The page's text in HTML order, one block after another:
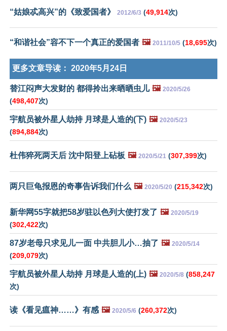
“姑娘忒高兴”的《致爱国者》 2012/6/3 (49,914次)
“和谐社会”容不下一个真正的爱国者 🖼️ 2011/10/5 (18,695次)
更多文章导读： 2020年5月24日
替江闷声大发财的 都得拎出来晒晒虫儿 🖼️ 2020/5/26
(498,407次)
宇航员被外星人劫持 月球是人造的(下) 🖼️ 2020/5/23
(894,884次)
杜伟猝死两天后 沈中阳登上砧板 🖼️ 2020/5/21 (307,399次)
两只巨龟报恩的奇事告诉我们什么 🖼️ 2020/5/20 (215,342次)
新华网55字就把58岁驻以色列大使打发了 🖼️ 2020/5/19
(302,422次)
87岁老母只求见儿一面 中共胆儿小…抽了 🖼️ 2020/5/14
(209,079次)
宇航员被外星人劫持 月球是人造的(上) 🖼️ 2020/5/8 (858,247
次)
读《看见瘟神……》有感 🖼️ 2020/5/6 (260,372次)